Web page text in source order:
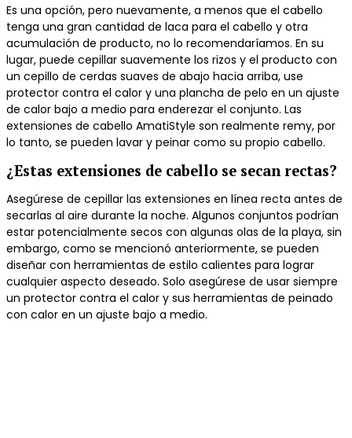
Es una opción, pero nuevamente, a menos que el cabello
tenga una gran cantidad de laca para el cabello y otra
acumulación de producto, no lo recomendaríamos. En su
lugar, puede cepillar suavemente los rizos y el producto con
un cepillo de cerdas suaves de abajo hacia arriba, use
protector contra el calor y una plancha de pelo en un ajuste
de calor bajo a medio para enderezar el conjunto. Las
extensiones de cabello AmatiStyle son realmente remy, por
lo tanto, se pueden lavar y peinar como su propio cabello.
¿Estas extensiones de cabello se secan rectas?
Asegúrese de cepillar las extensiones en línea recta antes de
secarlas al aire durante la noche. Algunos conjuntos podrían
estar potencialmente secos con algunas olas de la playa, sin
embargo, como se mencionó anteriormente, se pueden
diseñar con herramientas de estilo calientes para lograr
cualquier aspecto deseado. Solo asegúrese de usar siempre
un protector contra el calor y sus herramientas de peinado
con calor en un ajuste bajo a medio.